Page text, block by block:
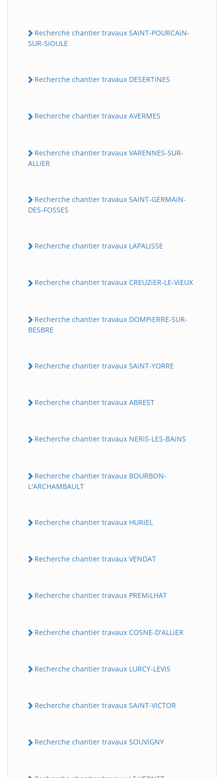
Recherche chantier travaux SAiNT-POURCAiN-
SUR-SiOULE
Recherche chantier travaux DESERTiNES
Recherche chantier travaux AVERMES
Recherche chantier travaux VARENNES-SUR-
ALLiER
Recherche chantier travaux SAiNT-GERMAiN-
DES-FOSSES
Recherche chantier travaux LAPALiSSE
Recherche chantier travaux CREUZiER-LE-ViEUX
Recherche chantier travaux DOMPiERRE-SUR-
BESBRE
Recherche chantier travaux SAiNT-YORRE
Recherche chantier travaux ABREST
Recherche chantier travaux NERiS-LES-BAiNS
Recherche chantier travaux BOURBON-
L'ARCHAMBAULT
Recherche chantier travaux HURiEL
Recherche chantier travaux VENDAT
Recherche chantier travaux PREMiLHAT
Recherche chantier travaux COSNE-D'ALLiER
Recherche chantier travaux LURCY-LEViS
Recherche chantier travaux SAiNT-ViCTOR
Recherche chantier travaux SOUViGNY